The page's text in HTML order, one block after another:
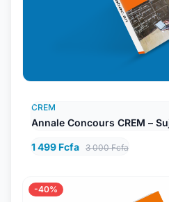
CREM
Annale Concours CREM –
1 499 Fcfa 3 000 Fcfa
-40%